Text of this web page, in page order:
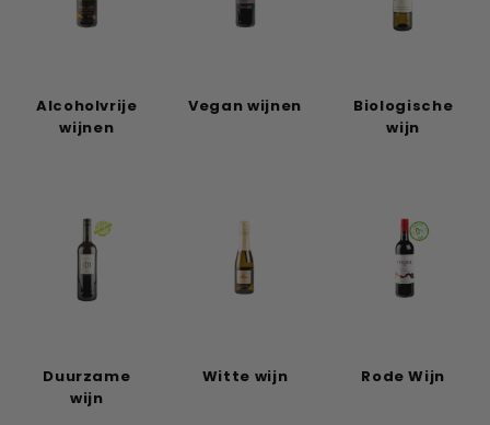
Alcoholvrije
wijnen
Vegan wijnen
Biologische
wijn
Duurzame
wijn
Witte wijn Rode Wijn